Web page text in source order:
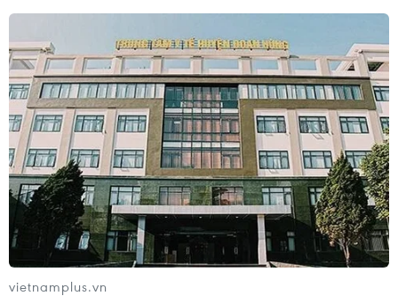
#thịt lợn #giá heo hơi
#dịch tả lợn châu phi
#chăn nuôi lợn
#phòng chống dịch bệnh
#nhiều năm tăng trưởng
#báo cáo ngành chăn nuôi
#thị trường heo hơi
#năng suất chăn nuôi
#xuất khẩu thịt lợn
Theo dõi VietnamPlus
vietnamplus.vn